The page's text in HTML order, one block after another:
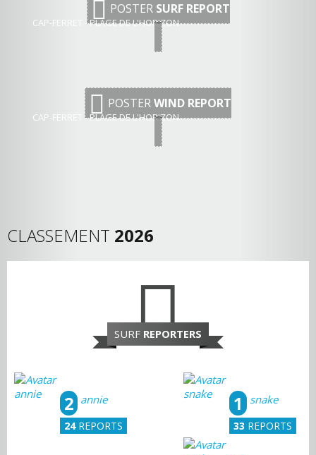
POSTER SURF REPORT
CAP-FERRET - PLAGE DE L'HORIZON
POSTERWIND REPORT
CAP-FERRET - PLAGE DE L'HORIZON
CLASSEMENT 2026
SURF REPORTERS
snake
1
33 REPORTS
annie
2
24REPORTS